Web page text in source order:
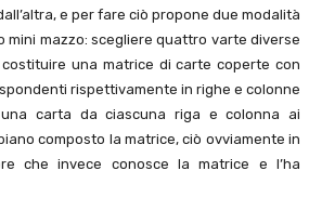
e per fare ciò propone due modalità
mini mazzo: scegliere quattro varte diverse
una matrice di carte coperte con
rispettivamente in righe e colonne
una carta da ciascuna riga e colonna ai
composto la matrice, ciò ovviamente in
che invece conosce la matrice e l’ha